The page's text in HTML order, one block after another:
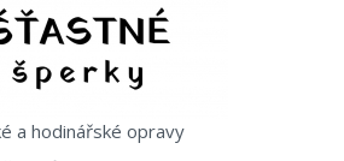
a hodinářské opravy